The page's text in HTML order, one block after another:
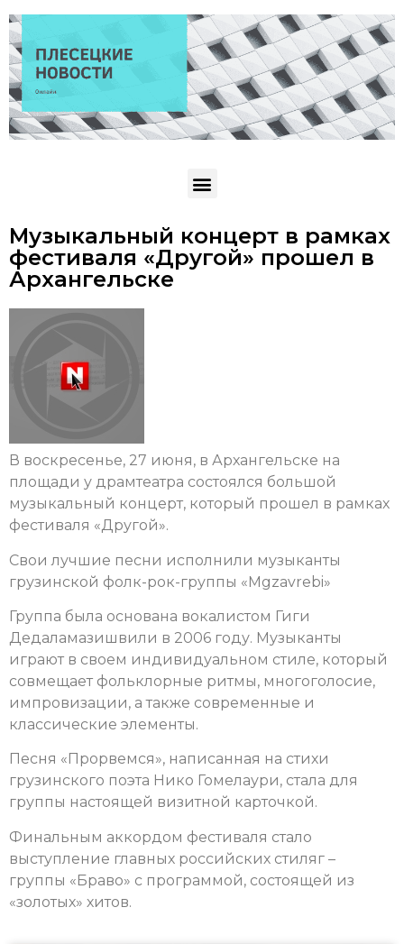
Музыкальный концерт в рамках
фестиваля «Другой» прошел в
Архангельске
В воскресенье, 27 июня, в Архангельске на
площади у драмтеатра состоялся большой
музыкальный концерт, который прошел в рамках
фестиваля «Другой».
Свои лучшие песни исполнили музыканты
грузинской фолк-рок-группы «Mgzavrebi»
Группа была основана вокалистом Гиги
Дедаламазишвили в 2006 году. Музыканты
играют в своем индивидуальном стиле, который
совмещает фольклорные ритмы, многоголосие,
импровизации, а также современные и
классические элементы.
Песня «Прорвемся», написанная на стихи
грузинского поэта Нико Гомелаури, стала для
группы настоящей визитной карточкой.
Финальным аккордом фестиваля стало
выступление главных российских стиляг –
группы «Браво» с программой, состоящей из
«золотых» хитов.